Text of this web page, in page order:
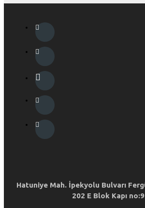
Hatuniye Mah. İpekyolu Bulvarı
202 E Blok Kapı no:9